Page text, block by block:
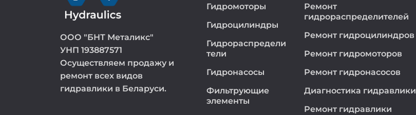
ООО "БНТ Металикс"
УНП 193887571
Осуществляем продажу и
ремонт всех видов
гидравлики в Беларуси.
Гидромоторы
Гидроцилиндры
Гидрораспредели
тели
Гидронасосы
Фильтрующие
элементы
Ремонт
гидрораспределителей
Ремонт гидроцилиндров
Ремонт гидромоторов
Ремонт гидронасосов
Диагностика гидравлики
Ремонт гидравлики